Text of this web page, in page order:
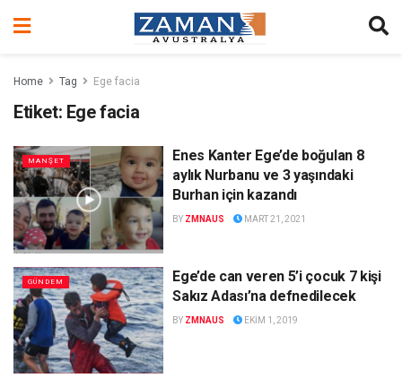
Home Tag Ege facia
Etiket: Ege facia
MANŞET
Enes Kanter Ege’de boğulan 8
aylık Nurbanu ve 3 yaşındaki
Burhan için kazandı
BY ZMNAUS MART 21, 2021
GÜNDEM
Ege’de can veren 5’i çocuk 7 kişi
Sakız Adası’na defnedilecek
BY ZMNAUS EKIM 1, 2019